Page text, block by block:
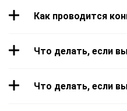
Как проводится
Что делать, если
Что делать, если